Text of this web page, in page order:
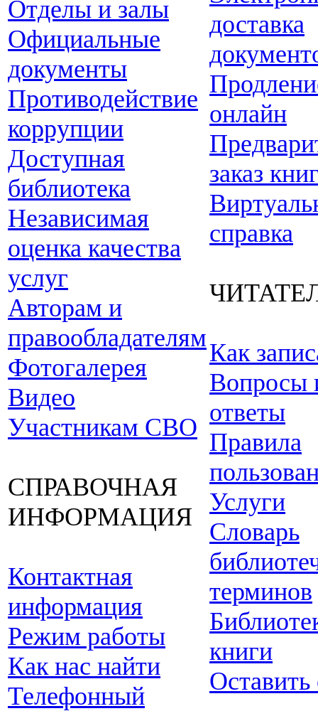
Отделы и залы
Официальные
документы
Противодействие
коррупции
Доступная
библиотека
Независимая
оценка качества
услуг
Авторам и
правообладателям
Фотогалерея
Видео
Участникам СВО
СПРАВОЧНАЯ
ИНФОРМАЦИЯ
Контактная
информация
Режим работы
Как нас найти
Телефонный
доставка
онлайн
заказ
справка
Как
Вопросы
ответы
Правила
Услуги
Словарь
терминов
книги
Оставить